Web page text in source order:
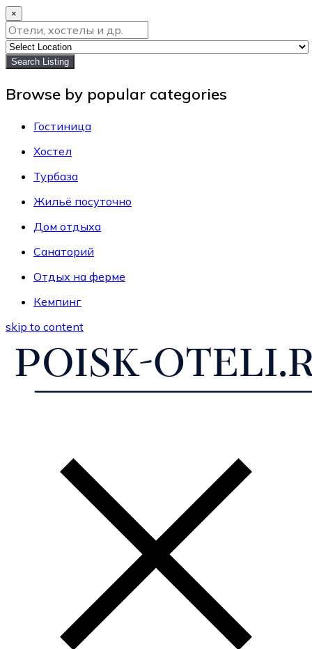
×
Search Listing
Browse by popular categories
Гостиница
Хостел
Турбаза
Жильё посуточно
Дом отдыха
Санаторий
Отдых на ферме
Кемпинг
skip to content